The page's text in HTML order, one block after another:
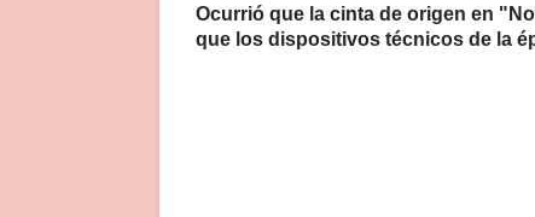
Ocurrió que la cinta de origen en
que los dispositivos técnicos de la